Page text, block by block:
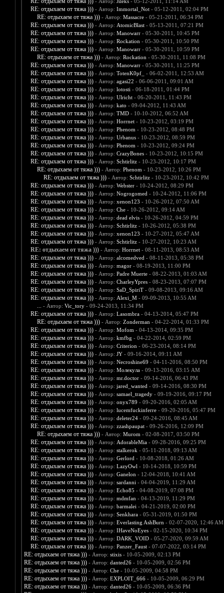
RE: отдыхаем от тяжа ))) - Автор: Immortal_Not- 05-12-2011, 02:04 PM
RE: отдыхаем от тяжа ))) - Автор: Massacre- 05-21-2011, 06:34 PM
RE: отдыхаем от тяжа ))) - Автор: AtomicBlast- 05-13-2011, 07:21 PM
RE: отдыхаем от тяжа ))) - Автор: Manowarr- 05-30-2011, 10:45 PM
RE: отдыхаем от тяжа ))) - Автор: Rockation - 05-30-2011, 10:50 PM
RE: отдыхаем от тяжа ))) - Автор: Manowarr- 05-30-2011, 10:59 PM
RE: отдыхаем от тяжа ))) - Автор: Rockation - 05-30-2011, 11:08 PM
RE: отдыхаем от тяжа ))) - Автор: Manowarr- 05-30-2011, 11:25 PM
RE: отдыхаем от тяжа ))) - Автор: TotenK0pf_ - 06-02-2011, 12:53 AM
RE: отдыхаем от тяжа ))) - Автор: agasi22 - 06-06-2011, 09:01 AM
RE: отдыхаем от тяжа ))) - Автор: lotosti - 06-18-2011, 01:44 PM
RE: отдыхаем от тяжа ))) - Автор: Ulricht- 06-20-2011, 11:43 PM
RE: отдыхаем от тяжа ))) - Автор: kato - 09-04-2012, 11:43 AM
RE: отдыхаем от тяжа ))) - Автор: TMD- 10-10-2012, 06:52 AM
RE: отдыхаем от тяжа ))) - Автор: Horrnet- 10-23-2012, 03:19 PM
RE: отдыхаем от тяжа ))) - Автор: Phenom - 10-23-2012, 08:48 PM
RE: отдыхаем от тяжа ))) - Автор: Urbanus- 10-23-2012, 08:59 PM
RE: отдыхаем от тяжа ))) - Автор: Phenom - 10-23-2012, 09:24 PM
RE: отдыхаем от тяжа ))) - Автор: CrazyBones- 10-23-2012, 10:15 PM
RE: отдыхаем от тяжа ))) - Автор: Schtirlitz- 10-23-2012, 10:17 PM
RE: отдыхаем от тяжа ))) - Автор: Phenom - 10-23-2012, 10:26 PM
RE: отдыхаем от тяжа ))) - Автор: Schtirlitz- 10-23-2012, 10:42 PM
RE: отдыхаем от тяжа ))) - Автор: Webster- 10-24-2012, 08:29 PM
RE: отдыхаем от тяжа ))) - Автор: Nogrogomed - 10-24-2012, 11:06 PM
RE: отдыхаем от тяжа ))) - Автор: xenon123 - 10-26-2012, 07:50 AM
RE: отдыхаем от тяжа ))) - Автор: Che- 10-26-2012, 09:14 AM
RE: отдыхаем от тяжа ))) - Автор: dead elvis- 10-26-2012, 04:59 PM
RE: отдыхаем от тяжа ))) - Автор: Schtirlitz- 10-26-2012, 05:38 PM
RE: отдыхаем от тяжа ))) - Автор: xenon123 - 10-27-2012, 05:47 AM
RE: отдыхаем от тяжа ))) - Автор: Schtirlitz- 10-27-2012, 10:23 AM
RE: отдыхаем от тяжа ))) - Автор: Horrnet- 08-11-2013, 08:53 AM
RE: отдыхаем от тяжа ))) - Автор: alcomedved - 08-11-2013, 05:38 PM
RE: отдыхаем от тяжа ))) - Автор: magor- 08-19-2013, 11:00 PM
RE: отдыхаем от тяжа ))) - Автор: Padre Muerte- 08-22-2013, 01:03 AM
RE: отдыхаем от тяжа ))) - Автор: CharleyYpres- 08-23-2013, 07:07 PM
RE: отдыхаем от тяжа ))) - Автор: SaD_SpiriT- 09-08-2013, 09:16 AM
RE: отдыхаем от тяжа ))) - Автор: Alexi_M- 09-09-2013, 10:55 AM
... - Автор: Vic_tory- 09-24-2013, 11:34 PM
RE: отдыхаем от тяжа ))) - Автор: Lasombra- 04-13-2014, 05:47 PM
RE: отдыхаем от тяжа ))) - Автор: Zonderman - 04-22-2014, 01:33 PM
RE: отдыхаем от тяжа ))) - Автор: Mofom - 04-13-2014, 09:35 PM
RE: отдыхаем от тяжа ))) - Автор: kmfbg - 04-22-2014, 02:59 PM
RE: отдыхаем от тяжа ))) - Автор: Criterion - 06-23-2014, 08:14 PM
RE: отдыхаем от тяжа ))) - Автор: JY- 09-16-2014, 09:11 AM
RE: отдыхаем от тяжа ))) - Автор: Necroshine69 - 04-11-2016, 08:50 PM
RE: отдыхаем от тяжа ))) - Автор: Молекула- 09-13-2016, 03:15 AM
RE: отдыхаем от тяжа ))) - Автор: mr.doctor- 09-14-2016, 06:43 PM
RE: отдыхаем от тяжа ))) - Автор: jared_wanted - 09-14-2016, 08:30 PM
RE: отдыхаем от тяжа ))) - Автор: samael_tragedy- 09-19-2016, 09:17 PM
RE: отдыхаем от тяжа ))) - Автор: onyx789 - 09-20-2016, 02:05 AM
RE: отдыхаем от тяжа ))) - Автор: lucemfuckinferre- 09-20-2016, 05:47 PM
RE: отдыхаем от тяжа ))) - Автор: deleter24- 09-24-2016, 08:45 AM
RE: отдыхаем от тяжа ))) - Автор: zzashpaupat- 09-26-2016, 12:09 PM
RE: отдыхаем от тяжа ))) - Автор: Murom - 02-08-2017, 03:50 PM
RE: отдыхаем от тяжа ))) - Автор: AdorableMia- 09-28-2016, 09:25 PM
RE: отдыхаем от тяжа ))) - Автор: stalkerok - 05-11-2018, 09:13 AM
RE: отдыхаем от тяжа ))) - Автор: Gerlord - 10-08-2018, 01:26 AM
RE: отдыхаем от тяжа ))) - Автор: LazyOwl - 10-14-2018, 10:59 PM
RE: отдыхаем от тяжа ))) - Автор: Ganelon - 12-04-2018, 10:41 AM
RE: отдыхаем от тяжа ))) - Автор: sardanni - 04-04-2019, 11:29 AM
RE: отдыхаем от тяжа ))) - Автор: Echo85 - 04-08-2019, 07:08 PM
RE: отдыхаем от тяжа ))) - Автор: mdmfan - 04-13-2019, 11:29 PM
RE: отдыхаем от тяжа ))) - Автор: barmalei - 04-21-2019, 02:00 PM
RE: отдыхаем от тяжа ))) - Автор: Senkhara- 05-31-2019, 01:50 PM
RE: отдыхаем от тяжа ))) - Автор: Everlasting AshBurn - 02-07-2020, 12:46 AM
RE: отдыхаем от тяжа ))) - Автор: IHaveNoEyes- 02-15-2020, 10:34 PM
RE: отдыхаем от тяжа ))) - Автор: DARK_VOID- 05-27-2020, 09:59 AM
RE: отдыхаем от тяжа ))) - Автор: Panzer_Faust- 07-07-2022, 03:14 PM
RE: отдыхаем от тяжа ))) - Автор: stixis- 10-05-2009, 02:13 PM
RE: отдыхаем от тяжа ))) - Автор: danted26- 10-05-2009, 02:56 PM
RE: отдыхаем от тяжа ))) - Автор: Che- 10-05-2009, 04:58 PM
RE: отдыхаем от тяжа ))) - Автор: EXPLOIT_666- 10-05-2009, 06:29 PM
RE: отдыхаем от тяжа ))) - Автор: danted26- 10-05-2009, 06:36 PM